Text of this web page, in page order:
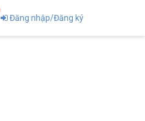
Đăng nhập/Đăng ký